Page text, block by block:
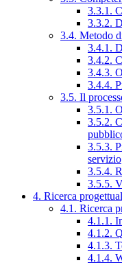
3.3.1.
3.3.2.
3.4. Metodo
3.4.1.
3.4.2.
3.4.3.
3.4.4.
3.5. Il
3.5.1.
3.5.2.
3.5.3.
servizio
3.5.4.
3.5.5.
4. Ricerca
4.1. Ricerca
4.1.1.
4.1.2.
4.1.3.
4.1.4.